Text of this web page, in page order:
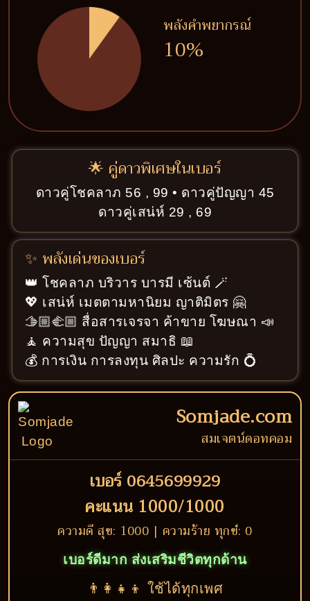
พลังคำพยากรณ์
10%
🌟 คู่ดาวพิเศษในเบอร์
ดาวคู่โชคลาภ 56 , 99 • ดาวคู่ปัญญา 45
ดาวคู่เสน่ห์ 29 , 69
✨ พลังเด่นของเบอร์
👑 โชคลาภ บริวาร บารมี เซ้นต์ 🪄
💖 เสน่ห์ เมตตามหานิยม ญาติมิตร 🤗
🫱🏼‍🫲🏼 สื่อสารเจรจา ค้าขาย โฆษณา 📣
🧘 ความสุข ปัญญา สมาธิ 📖
💰 การเงิน การลงทุน ศิลปะ ความรัก 💍
Somjade.com
สมเจตน์ดอทคอม
เบอร์ 0645699929
คะแนน 1000/1000
ความดี สุข: 1000 | ความร้าย ทุกข์: 0
เบอร์ดีมาก ส่งเสริมชีวิตทุกด้าน
👨‍👩‍👧‍👦 ใช้ได้ทุกเพศ